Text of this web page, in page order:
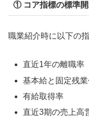
① コア指標の標準
職業紹介時に以下の
直近1年の離職率
基本給と固定残
有給取得率
直近3期の売上高